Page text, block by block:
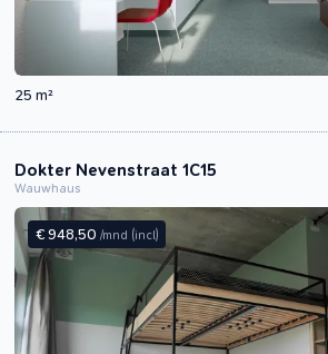
25 m²
Dokter Nevenstraat 1C15
Wauwhaus
€ 948,50 /mnd (incl)